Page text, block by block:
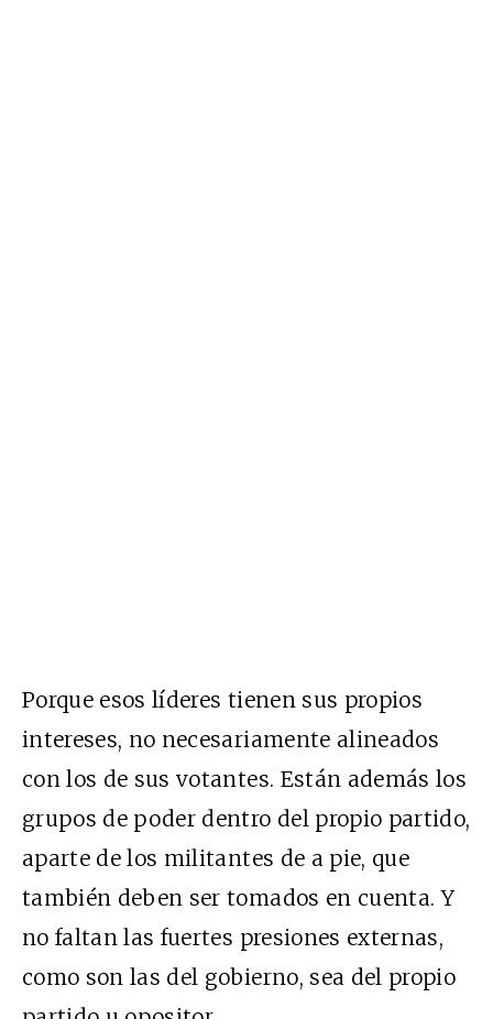
Porque esos líderes tienen sus propios
intereses, no necesariamente alineados
con los de sus votantes. Están además los
grupos de poder dentro del propio partido,
aparte de los militantes de a pie, que
también deben ser tomados en cuenta. Y
no faltan las fuertes presiones externas,
como son las del gobierno, sea del propio